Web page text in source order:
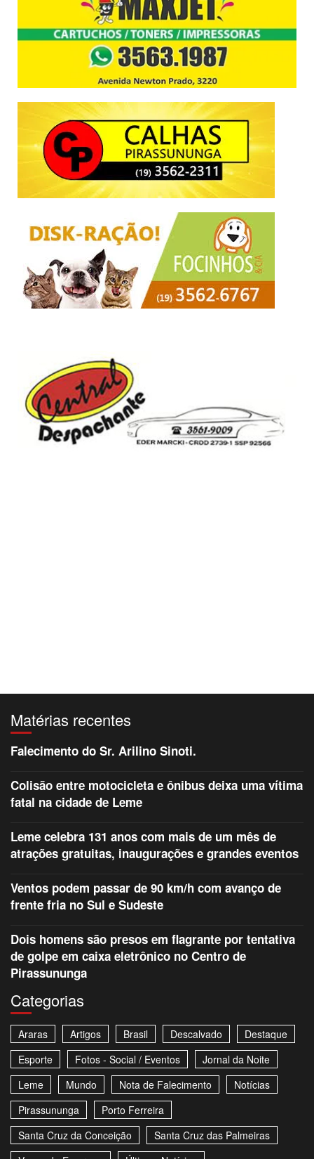
Matérias recentes
Falecimento do Sr. Arilino Sinoti.
Colisão entre motocicleta e ônibus deixa uma vítima
fatal na cidade de Leme
Leme celebra 131 anos com mais de um mês de
atrações gratuitas, inaugurações e grandes eventos
Ventos podem passar de 90 km/h com avanço de
frente fria no Sul e Sudeste
Dois homens são presos em flagrante por tentativa
de golpe em caixa eletrônico no Centro de
Pirassununga
Categorias
Araras Artigos Brasil Descalvado
Destaque
Esporte
Fotos - Social / Eventos
Jornal da Noite
Leme
Mundo Nota de Falecimento
Notícias
Pirassununga
Porto Ferreira
Santa Cruz da Conceição
Santa Cruz das Palmeiras